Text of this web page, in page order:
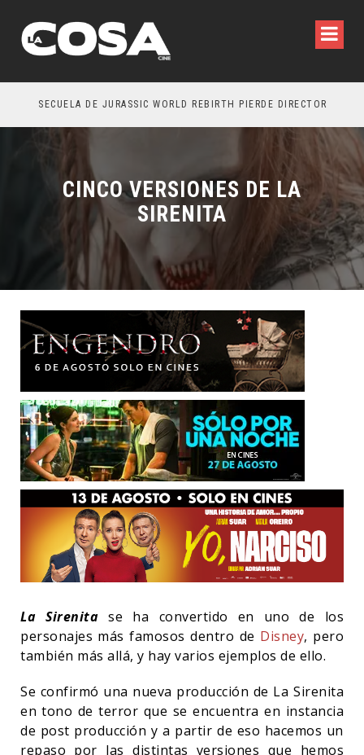
SECUELA DE JURASSIC WORLD REBIRTH PIERDE DIRECTOR
CINCO VERSIONES DE LA
SIRENITA
La Sirenita se ha convertido en uno de los
personajes más famosos dentro de Disney, pero
también más allá, y hay varios ejemplos de ello.
Se confirmó una nueva producción de La Sirenita
en tono de terror que se encuentra en instancia
de post producción y a partir de eso hacemos un
repaso por las distintas versiones que hemos